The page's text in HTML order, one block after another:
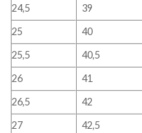
24,5
39
25
40
25,5
40,5
26
41
26,5
42
27
42,5